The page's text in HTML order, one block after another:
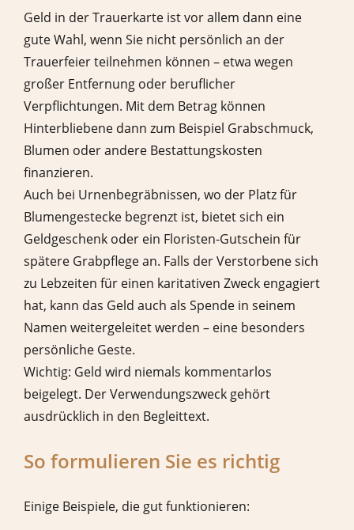
Geld in der Trauerkarte ist vor allem dann eine
gute Wahl, wenn Sie nicht persönlich an der
Trauerfeier teilnehmen können – etwa wegen
großer Entfernung oder beruflicher
Verpflichtungen. Mit dem Betrag können
Hinterbliebene dann zum Beispiel Grabschmuck,
Blumen oder andere Bestattungskosten
finanzieren.
Auch bei Urnenbegräbnissen, wo der Platz für
Blumengestecke begrenzt ist, bietet sich ein
Geldgeschenk oder ein Floristen-Gutschein für
spätere Grabpflege an. Falls der Verstorbene sich
zu Lebzeiten für einen karitativen Zweck engagiert
hat, kann das Geld auch als Spende in seinem
Namen weitergeleitet werden – eine besonders
persönliche Geste.
Wichtig: Geld wird niemals kommentarlos
beigelegt. Der Verwendungszweck gehört
ausdrücklich in den Begleittext.
So formulieren Sie es richtig
Einige Beispiele, die gut funktionieren: